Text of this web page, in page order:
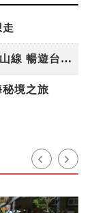
台灣好行／新路線！下半年增開大雪山線 暢遊台中更便利
境之旅